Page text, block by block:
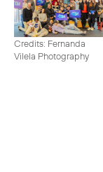
Credits: Fernanda
Vilela Photography